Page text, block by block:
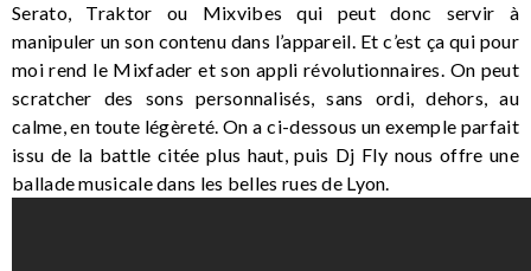
Serato, Traktor ou Mixvibes qui peut donc servir à
manipuler un son contenu dans l’appareil. Et c’est ça qui pour
moi rend le Mixfader et son appli révolutionnaires. On peut
scratcher des sons personnalisés, sans ordi, dehors, au
calme, en toute légèreté. On a ci-dessous un exemple parfait
issu de la battle citée plus haut, puis Dj Fly nous offre une
ballade musicale dans les belles rues de Lyon.